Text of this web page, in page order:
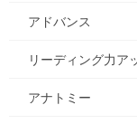
アドバンス
リーディング力ア
アナトミー